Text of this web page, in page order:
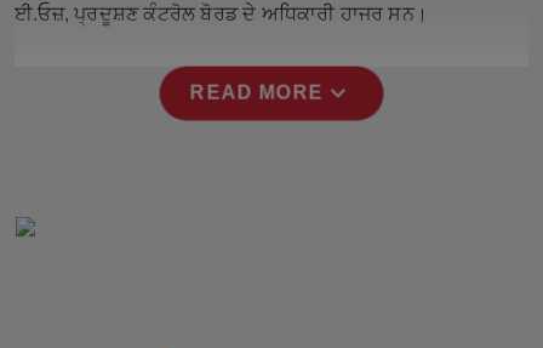
Fashion
ਈ.ਓਜ਼, ਪ੍ਰਦੂਸ਼ਣ ਕੰਟਰੋਲ ਬੋਰਡ ਦੇ ਅਧਿਕਾਰੀ ਹਾਜਰ ਸਨ।
READ MORE expand_more